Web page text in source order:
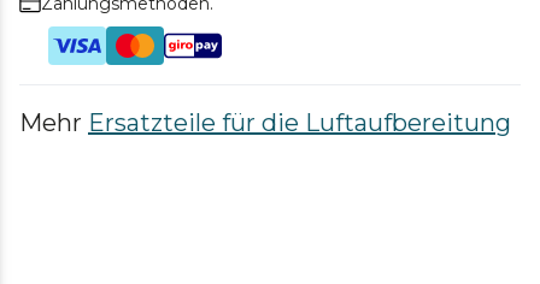
Mehr Ersatzteile für die Luftaufbereitung